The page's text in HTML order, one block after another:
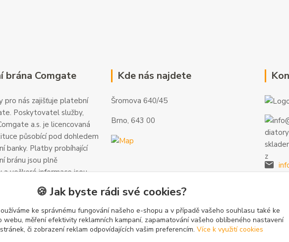
brána Comgate
pro nás zajišťuje platební
Poskytovatel služby,
a.s. je licencovaná
působící pod dohledem
banky. Platby probíhající
bránu jsou plně
a veškeré informace jsou
informace a kontakty
Kde nás najdete
Šromova 640/45
Brno, 643 00
🍪 Jak byste rádi své cookies?
ke správnému fungování našeho e-shopu a v případě vašeho souhlasu také ke
měření efektivity reklamních kampaní, zapamatování vašeho oblíbeného nastavení
či zobrazení reklam odpovídajících vašim preferencím. Více k využití cookies